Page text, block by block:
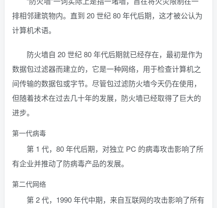
排相邻建筑物内。直到 20 世纪 80 年代后期，这才被公认为
计算机术语。
防火墙自 20 世纪 80 年代后期就已经存在，最初是作为
数据包过滤器而建立的，它是一种网络，用于检查计算机之
间传输的数据包或字节。尽管包过滤防火墙今天仍在使用，
但随着技术在过去几十年的发展，防火墙已经取得了巨大的
进步。
第一代病毒
第 1 代，80 年代后期，对独立 PC 的病毒攻击影响了所
有企业并推动了防病毒产品的发展。
第二代网络
第 2 代，1990 年代中期，来自互联网的攻击影响了所有